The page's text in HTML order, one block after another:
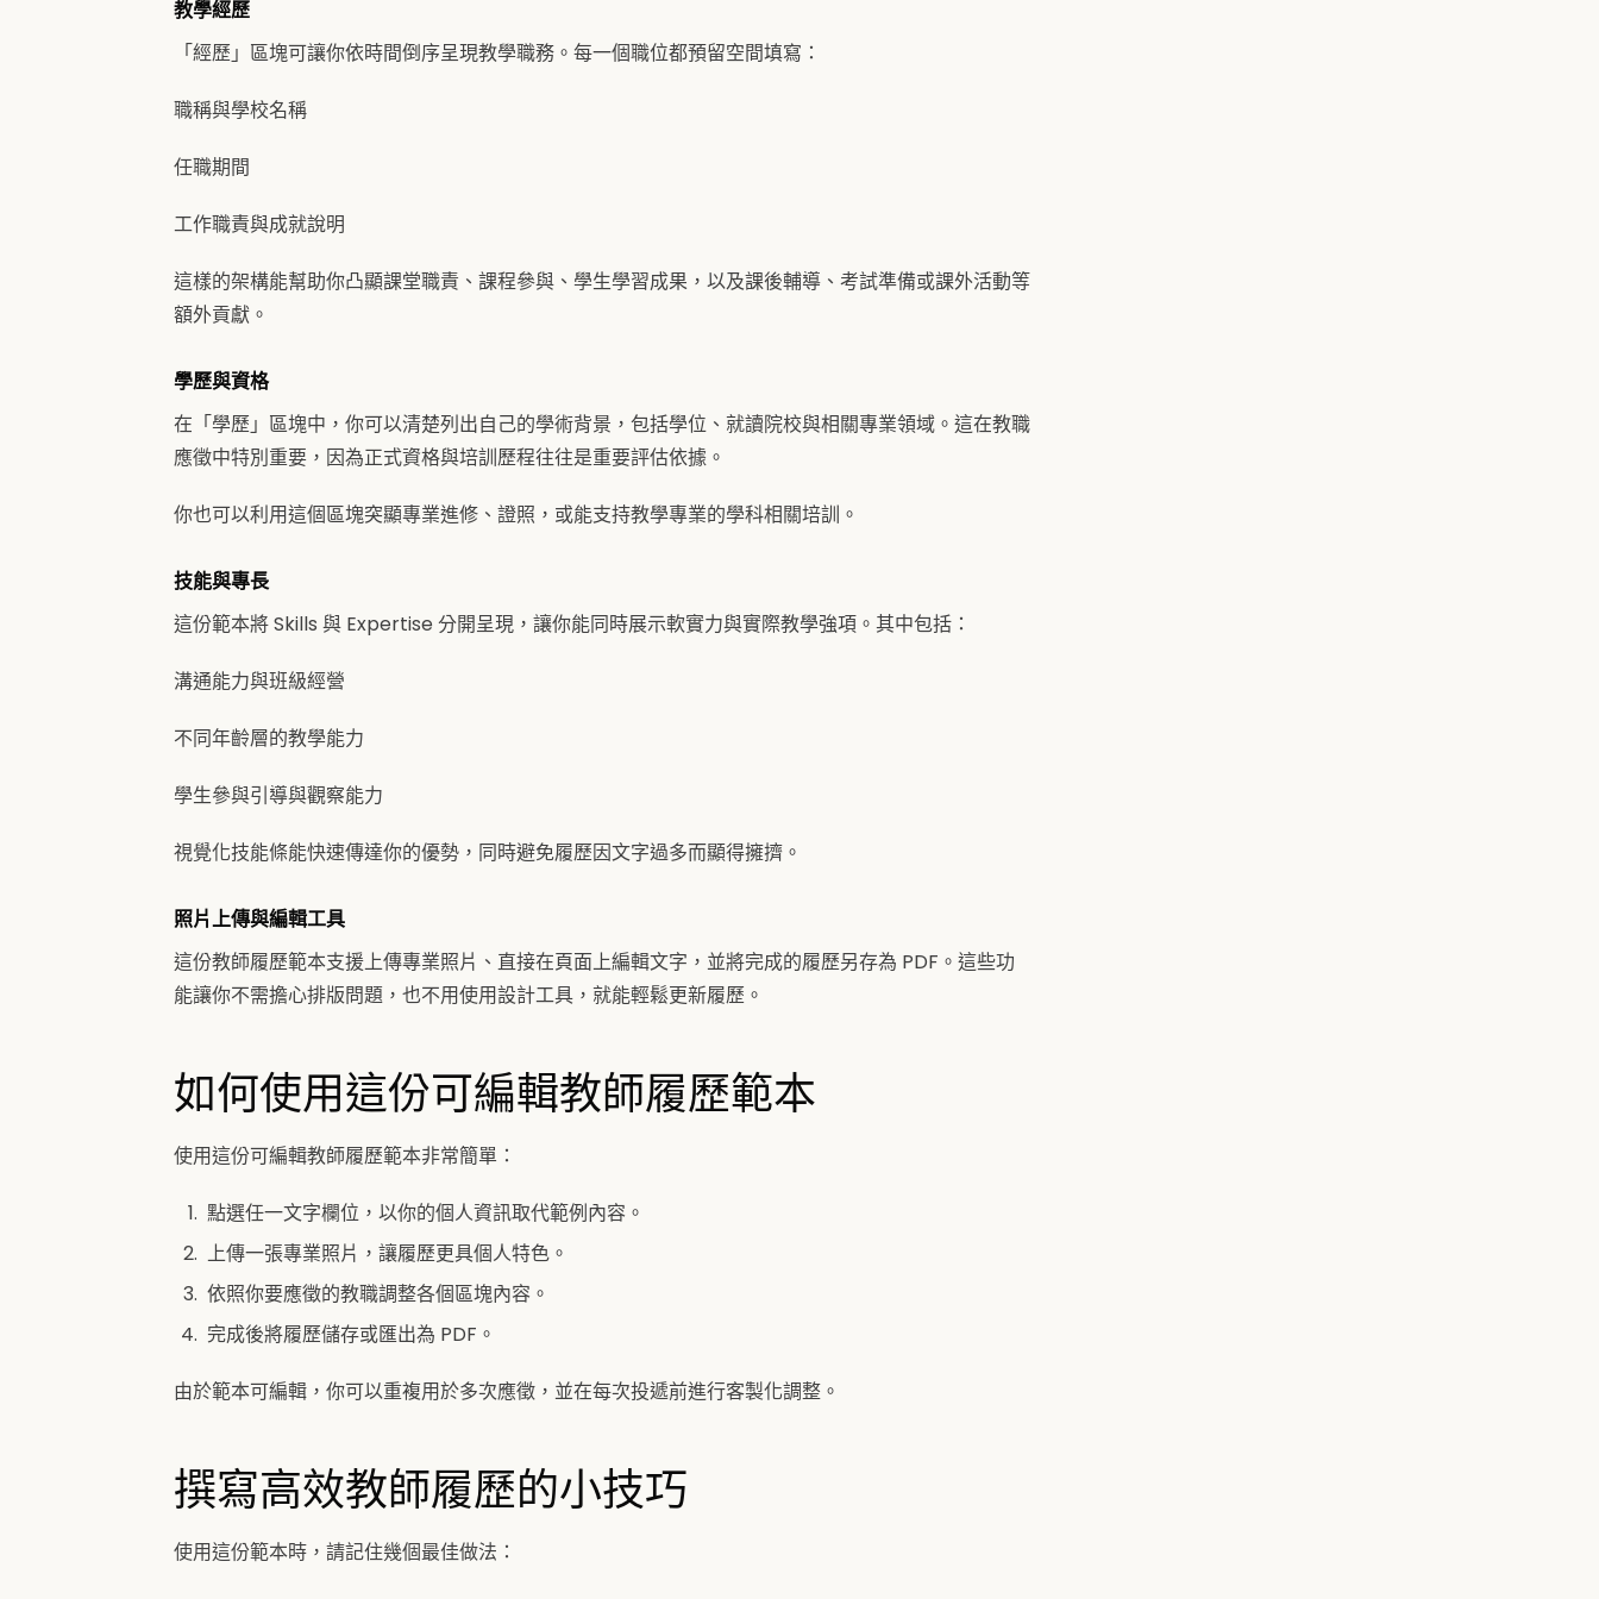
教學經歷
「經歷」區塊可讓你依時間倒序呈現教學職務。每一個職位都預留空間填寫：
職稱與學校名稱
任職期間
工作職責與成就說明
這樣的架構能幫助你凸顯課堂職責、課程參與、學生學習成果，以及課後輔導、考試準備或課外活動等
額外貢獻。
學歷與資格
在「學歷」區塊中，你可以清楚列出自己的學術背景，包括學位、就讀院校與相關專業領域。這在教職
應徵中特別重要，因為正式資格與培訓歷程往往是重要評估依據。
你也可以利用這個區塊突顯專業進修、證照，或能支持教學專業的學科相關培訓。
技能與專長
這份範本將 Skills 與 Expertise 分開呈現，讓你能同時展示軟實力與實際教學強項。其中包括：
溝通能力與班級經營
不同年齡層的教學能力
學生參與引導與觀察能力
視覺化技能條能快速傳達你的優勢，同時避免履歷因文字過多而顯得擁擠。
照片上傳與編輯工具
這份教師履歷範本支援上傳專業照片、直接在頁面上編輯文字，並將完成的履歷另存為 PDF。這些功
能讓你不需擔心排版問題，也不用使用設計工具，就能輕鬆更新履歷。
如何使用這份可編輯教師履歷範本
使用這份可編輯教師履歷範本非常簡單：
點選任一文字欄位，以你的個人資訊取代範例內容。
上傳一張專業照片，讓履歷更具個人特色。
依照你要應徵的教職調整各個區塊內容。
完成後將履歷儲存或匯出為 PDF。
由於範本可編輯，你可以重複用於多次應徵，並在每次投遞前進行客製化調整。
撰寫高效教師履歷的小技巧
使用這份範本時，請記住幾個最佳做法：